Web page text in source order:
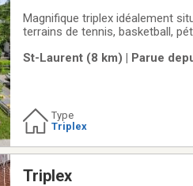
Magnifique triplex idéalement
terrains de tennis, basketball,
restaurants et services.
St-Laurent (8 km) | Parue
Type
Triplex
Triplex